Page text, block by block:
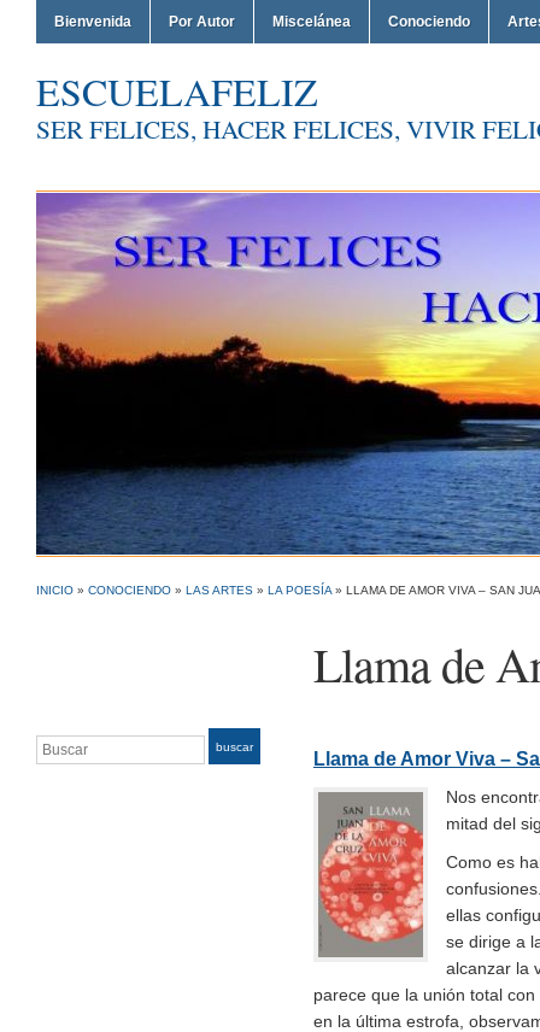
Bienvenida Por Autor Miscelánea Conociendo
ESCUELAFELIZ
SER FELICES, HACER FELICES, VIVIR
INICIO » CONOCIENDO » LAS ARTES » LA POESÍA » LLAMA DE AMOR VIVA – SAN
Llama de
Buscar buscar
Llama de Amor Viva –
Nos
mitad del
Como es
ellas
se dirige a
alcanzar la
parece que la unión total
en la última estrofa,